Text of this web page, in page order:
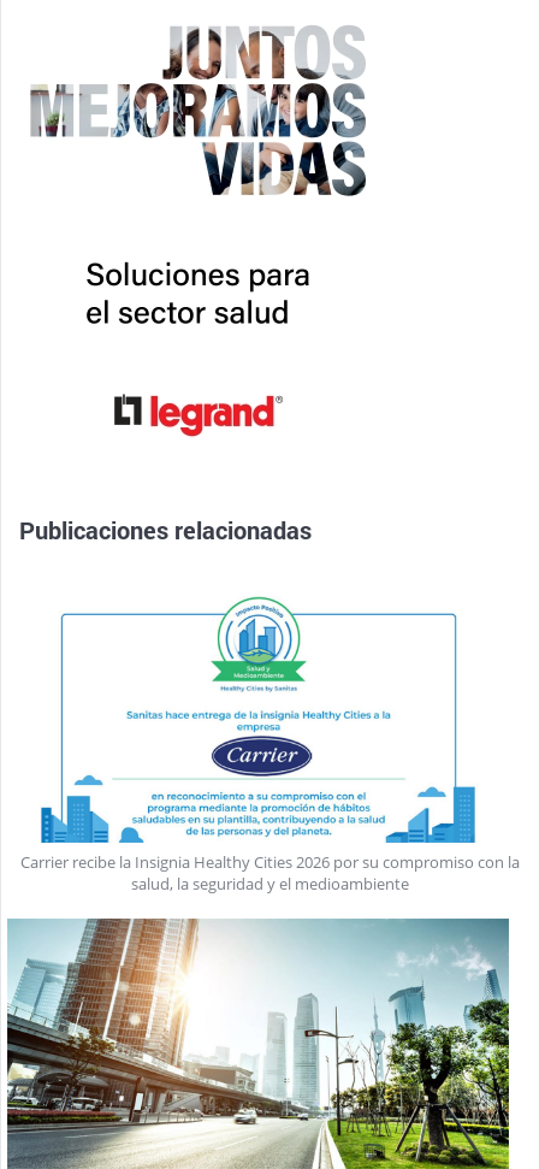
Publicaciones relacionadas
Carrier recibe la Insignia Healthy Cities 2026 por su compromiso con la
salud, la seguridad y el medioambiente